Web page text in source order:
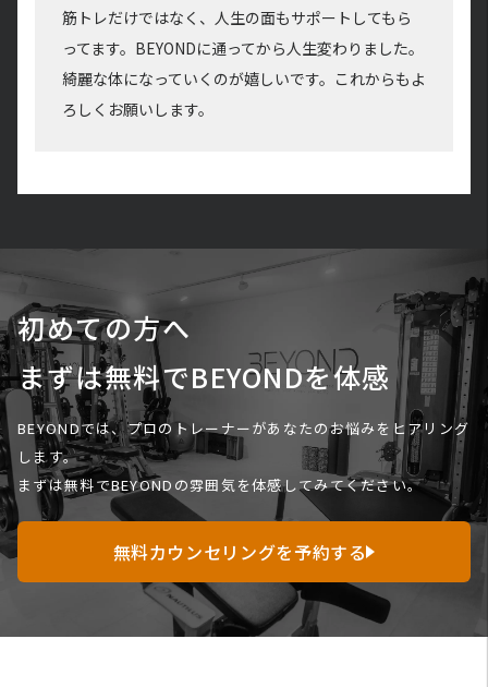
筋トレだけではなく、人生の面もサポートしてもら
ってます。BEYONDに通ってから人生変わりました。
綺麗な体になっていくのが嬉しいです。これからもよ
ろしくお願いします。
初めての方へ
まずは無料でBEYONDを体感
BEYONDでは、プロのトレーナーがあなたのお悩みをヒアリング
します。
まずは無料でBEYONDの雰囲気を体感してみてください。
無料カウンセリングを予約する